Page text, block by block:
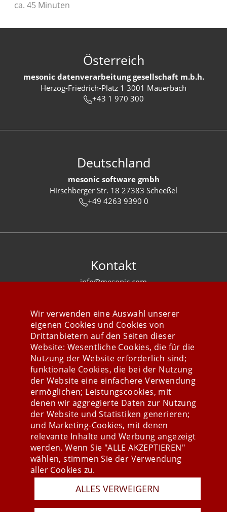
ca. 45 Minuten
Österreich
mesonic datenverarbeitung gesellschaft m.b.h.
Herzog-Friedrich-Platz 1 3001 Mauerbach
+43 1 970 300
Deutschland
mesonic software gmbh
Hirschberger Str. 18 27383 Scheeßel
+49 4263 9390 0
Kontakt
info@mesonic.com
Stay connected
Presse
Newsletter
AGB
Wir verwenden eine Auswahl unserer
eigenen Cookies und Cookies von
Drittanbietern auf den Seiten dieser
Website: Wesentliche Cookies, die für die
Nutzung der Website erforderlich sind;
funktionale Cookies, die bei der Nutzung
der Website eine einfachere Verwendung
ermöglichen; Leistungscookies, mit
denen wir aggregierte Daten zur Nutzung
der Website und Statistiken generieren;
und Marketing-Cookies, mit denen
relevante Inhalte und Werbung angezeigt
werden. Wenn Sie "ALLE AKZEPTIEREN"
wählen, stimmen Sie der Verwendung
aller Cookies zu.
ALLES VERWEIGERN